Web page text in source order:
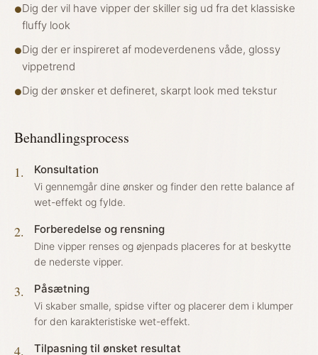
●Dig der vil have vipper der skiller sig ud fra det klassiske
fluffy look
●Dig der er inspireret af modeverdenens våde, glossy
vippetrend
●Dig der ønsker et defineret, skarpt look med tekstur
Behandlingsprocess
1. Konsultation
Vi gennemgår dine ønsker og finder den rette balance af
wet-effekt og fylde.
2. Forberedelse og rensning
Dine vipper renses og øjenpads placeres for at beskytte
de nederste vipper.
3. Påsætning
Vi skaber smalle, spidse vifter og placerer dem i klumper
for den karakteristiske wet-effekt.
4. Tilpasning til ønsket resultat